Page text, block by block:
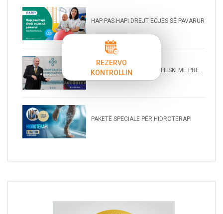
HAP PAS HAPI DREJT ECJES SË PAVARUR
PROF. DR. OLIVER KARANFILSKI ME PRE...
PAKETË SPECIALE PËR HIDROTERAPI
REZERVO
KONTROLLIN